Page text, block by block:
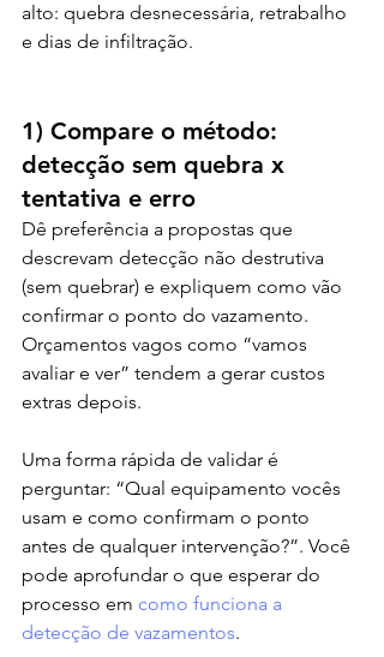
alto: quebra desnecessária, retrabalho
e dias de infiltração.
1) Compare o método:
detecção sem quebra x
tentativa e erro
Dê preferência a propostas que
descrevam detecção não destrutiva
(sem quebrar) e expliquem como vão
confirmar o ponto do vazamento.
Orçamentos vagos como “vamos
avaliar e ver” tendem a gerar custos
extras depois.
Uma forma rápida de validar é
perguntar: “Qual equipamento vocês
usam e como confirmam o ponto
antes de qualquer intervenção?”. Você
pode aprofundar o que esperar do
processo em como funciona a
detecção de vazamentos.